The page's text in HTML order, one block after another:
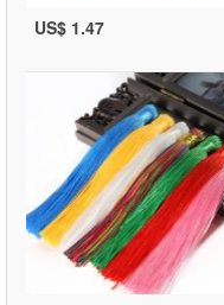
US$ 1.47